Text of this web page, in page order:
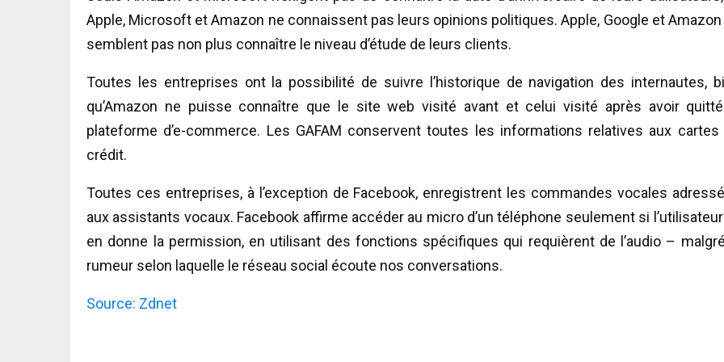
Apple, Microsoft et Amazon ne connaissent pas leurs opinions politiques. Apple, Google et Amazon
semblent pas non plus connaître le niveau d’étude de leurs clients.
Toutes les entreprises ont la possibilité de suivre l’historique de navigation des internautes,
qu’Amazon ne puisse connaître que le site web visité avant et celui visité après avoir
plateforme d’e-commerce. Les GAFAM conservent toutes les informations relatives aux cartes
crédit.
Toutes ces entreprises, à l’exception de Facebook, enregistrent les commandes vocales
aux assistants vocaux. Facebook affirme accéder au micro d’un téléphone seulement si
en donne la permission, en utilisant des fonctions spécifiques qui requièrent de l’audio –
rumeur selon laquelle le réseau social écoute nos conversations.
Source: Zdnet